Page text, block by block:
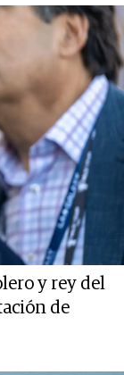
y rey del
de